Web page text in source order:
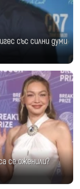
със силни думи
се оженили?